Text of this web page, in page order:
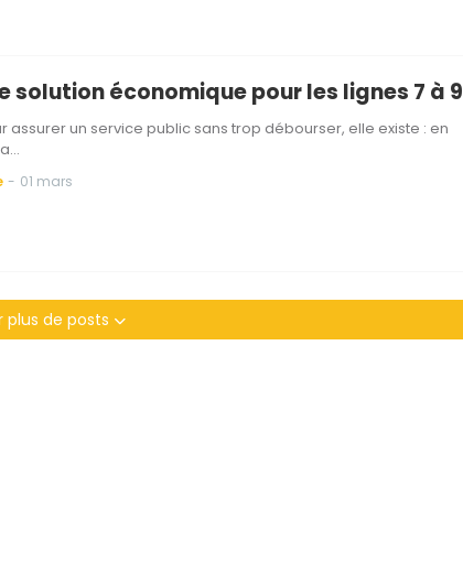
solution économique pour les lignes 7 à 9
assurer un service public sans trop débourser, elle existe : en
- 01 mars
plus de posts